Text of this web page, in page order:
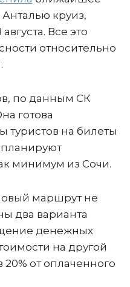
круиз,
Все это
относительно
по данным СК
готова
туристов на билеты
минимум из Сочи.
маршрут не
два варианта
денежных
на другой
20% от оплаченного